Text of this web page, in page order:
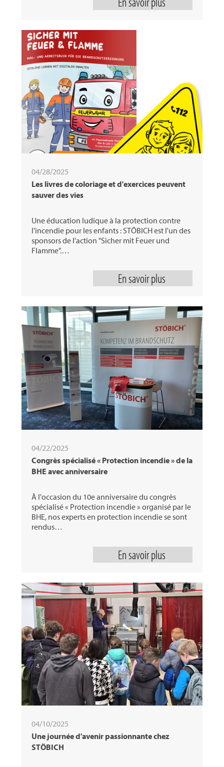
04/28/2025
Les livres de coloriage et d'exercices peuvent
sauver des vies
Une éducation ludique à la protection contre
l'incendie pour les enfants : STÖBICH est l'un des
sponsors de l'action "Sicher mit Feuer und
Flamme".…
En savoir plus
04/22/2025
Congrès spécialisé « Protection incendie » de la
BHE avec anniversaire
À l'occasion du 10e anniversaire du congrès
spécialisé « Protection incendie » organisé par le
BHE, nos experts en protection incendie se sont
rendus…
En savoir plus
04/10/2025
Une journée d'avenir passionnante chez
STÖBICH